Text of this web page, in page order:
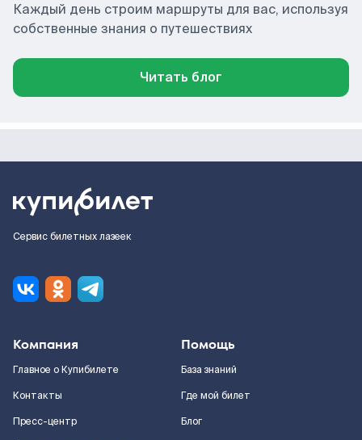
Каждый день строим маршруты для вас, используя
собственные знания о путешествиях
Читать блог
Сервис билетных лазеек
Компания
Главное о Купибилете
Контакты
Пресс-центр
Помощь
База знаний
Где мой билет
Блог